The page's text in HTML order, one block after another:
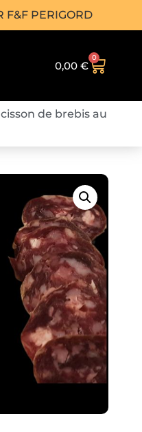
F&F PERIGORD
0,00€
0
de brebis au